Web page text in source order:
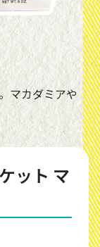
マカダミアや
ット マ